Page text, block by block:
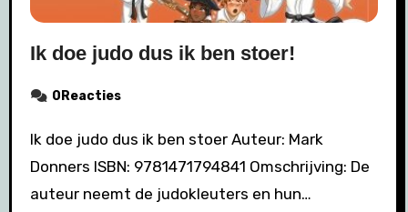
Ik doe judo dus ik ben stoer!
0Reacties
Ik doe judo dus ik ben stoer Auteur: Mark
Donners ISBN: 9781471794841 Omschrijving: De
auteur neemt de judokleuters en hun…